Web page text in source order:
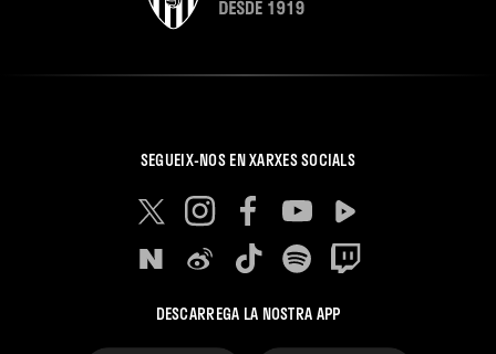
SEGUEIX-NOS EN XARXES SOCIALS
DESCARREGA LA NOSTRA APP